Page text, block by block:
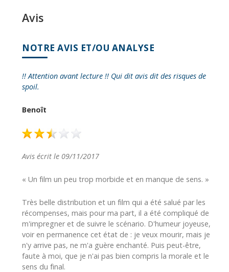
Avis
NOTRE AVIS ET/OU ANALYSE
!! Attention avant lecture !! Qui dit avis dit des risques de
spoil.
Benoît
Avis écrit le 09/11/2017
« Un film un peu trop morbide et en manque de sens. »
Très belle distribution et un film qui a été salué par les
récompenses, mais pour ma part, il a été compliqué de
m'impregner et de suivre le scénario. D'humeur joyeuse,
voir en permanence cet état de : je veux mourir, mais je
n'y arrive pas, ne m'a guère enchanté. Puis peut-être,
faute à moi, que je n'ai pas bien compris la morale et le
sens du final.